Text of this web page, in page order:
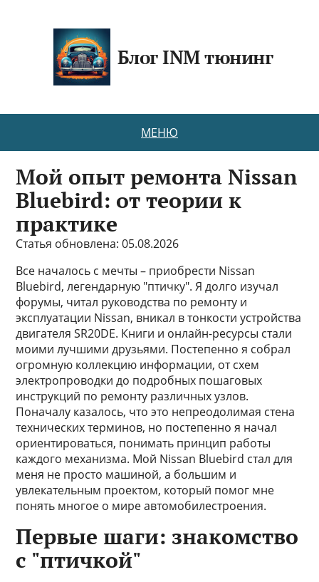
Блог INM тюнинг
МЕНЮ
Мой опыт ремонта Nissan
Bluebird: от теории к
практике
Статья обновлена: 05.08.2026
Все началось с мечты – приобрести Nissan
Bluebird, легендарную "птичку". Я долго изучал
форумы, читал руководства по ремонту и
эксплуатации Nissan, вникал в тонкости устройства
двигателя SR20DE. Книги и онлайн-ресурсы стали
моими лучшими друзьями. Постепенно я собрал
огромную коллекцию информации, от схем
электропроводки до подробных пошаговых
инструкций по ремонту различных узлов.
Поначалу казалось, что это непреодолимая стена
технических терминов, но постепенно я начал
ориентироваться, понимать принцип работы
каждого механизма. Мой Nissan Bluebird стал для
меня не просто машиной, а большим и
увлекательным проектом, который помог мне
понять многое о мире автомобилестроения.
Первые шаги: знакомство
с "птичкой"